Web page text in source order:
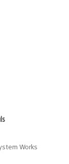
Works